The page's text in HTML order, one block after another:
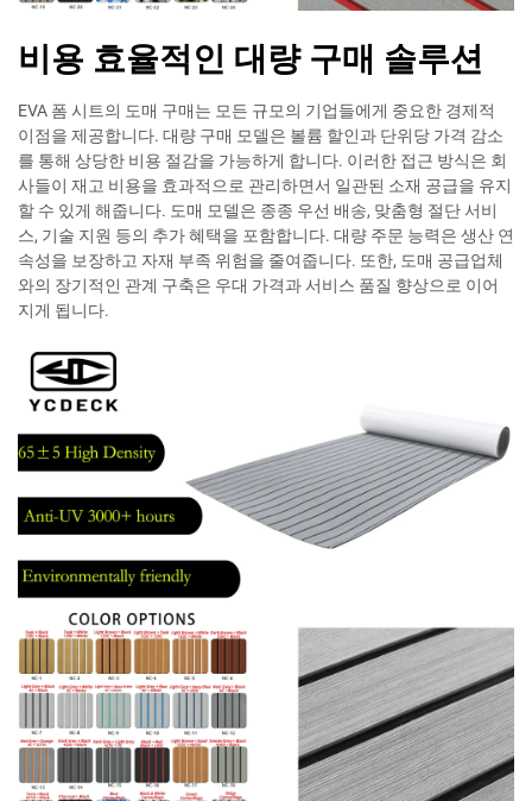
비용 효율적인 대량 구매 솔루션
EVA 폼 시트의 도매 구매는 모든 규모의 기업들에게 중요한 경제적
이점을 제공합니다. 대량 구매 모델은 볼륨 할인과 단위당 가격 감소
를 통해 상당한 비용 절감을 가능하게 합니다. 이러한 접근 방식은 회
사들이 재고 비용을 효과적으로 관리하면서 일관된 소재 공급을 유지
할 수 있게 해줍니다. 도매 모델은 종종 우선 배송, 맞춤형 절단 서비
스, 기술 지원 등의 추가 혜택을 포함합니다. 대량 주문 능력은 생산 연
속성을 보장하고 자재 부족 위험을 줄여줍니다. 또한, 도매 공급업체
와의 장기적인 관계 구축은 우대 가격과 서비스 품질 향상으로 이어
지게 됩니다.